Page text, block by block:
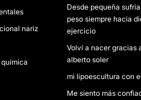
nariz
Desde pequeña
peso siempre hacia
ejercicio
Volví a nacer gracias
alberto soler
mi lipoescultura con
Me siento más